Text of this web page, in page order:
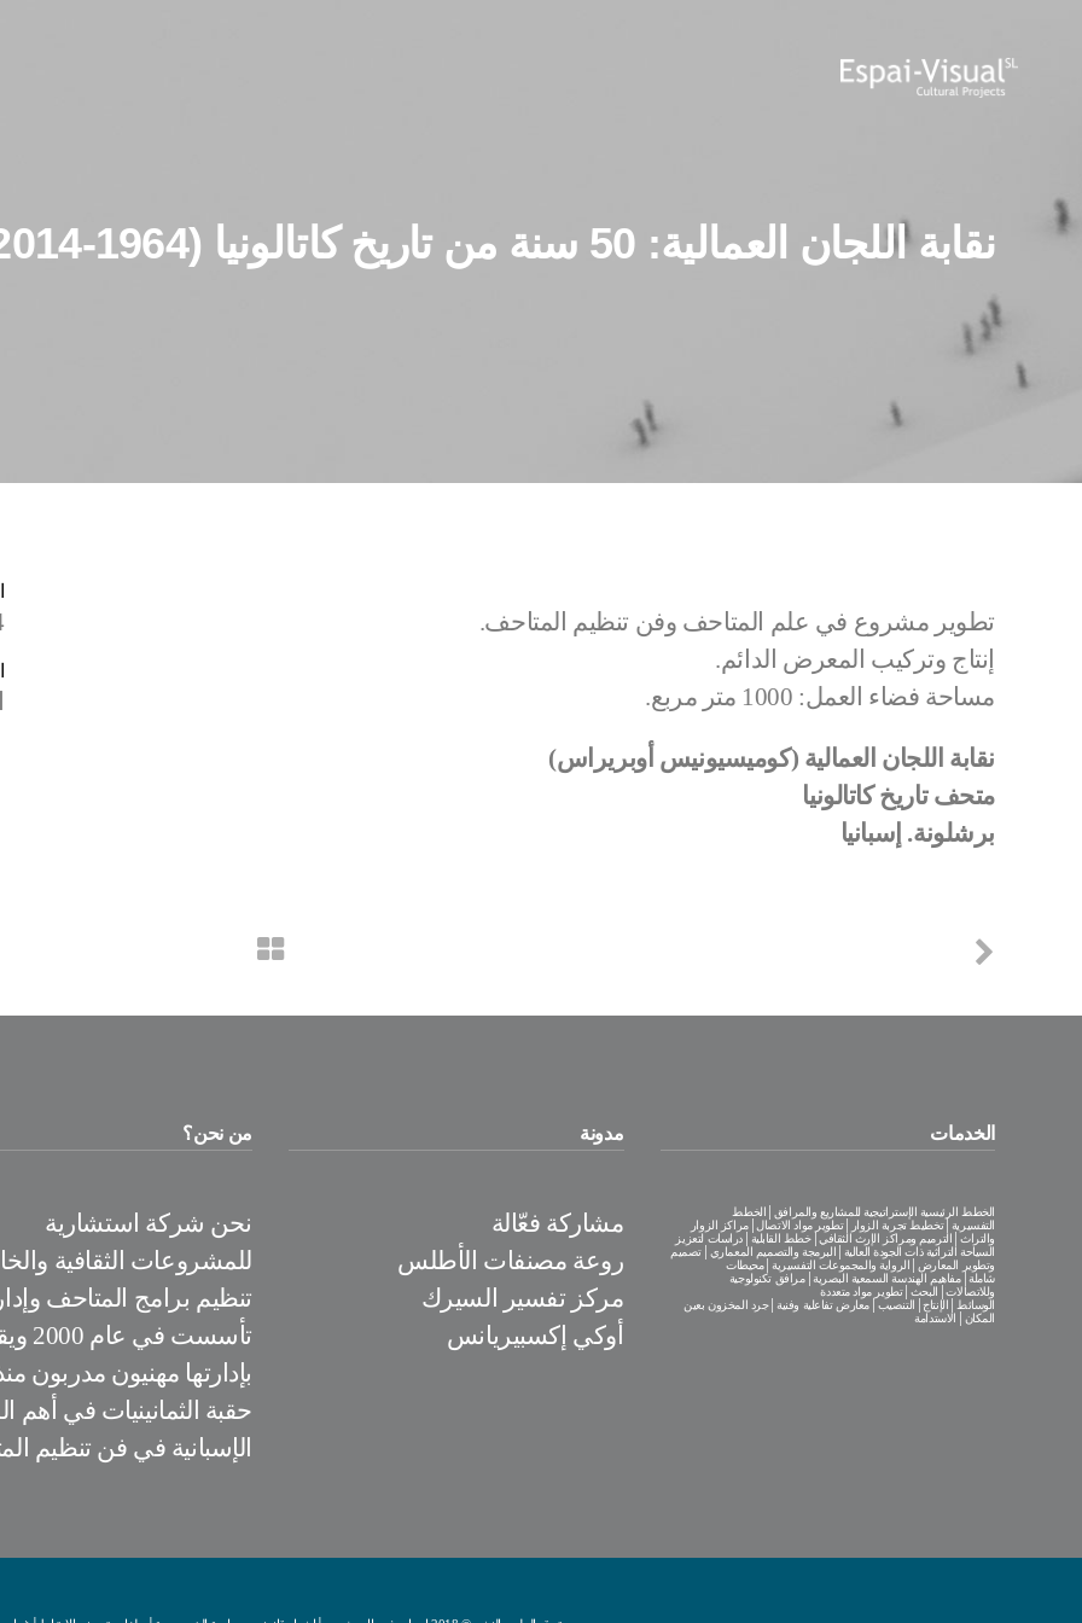
نقابة اللجان العمالية: 50 سنة من تاريخ كاتالونيا (1964-2014)
تطوير مشروع في علم المتاحف وفن تنظيم المتاحف.
إنتاج وتركيب المعرض الدائم.
مساحة فضاء العمل: 1000 متر مربع.
نقابة اللجان العمالية (كوميسيونيس أوبريراس)
متحف تاريخ كاتالونيا
برشلونة. إسبانيا
من نحن؟
نحن شركة استشارية
للمشروعات الثقافية
تنظيم برامج المتاحف
تأسست في
بإدارتها مهنيون مدربون
حقبة الثمانينيات في أهم
الإسبانية في فن تنظيم
مدونة
مشاركة فعّالة
روعة مصنفات الأطلس
مركز تفسير السيرك
أوكي إكسبيريانس
الخدمات
الخطط الرئيسية الإستراتيجية للمشاريع والمرافق│الخطط
التفسيرية│تخطيط تجربة الزوار│تطوير مواد الاتصال│مراكز الزوار
والتراث│الترميم ومراكز الإرث الثقافي│خطط القابلية│دراسات لتعزيز
السياحة التراثية ذات الجودة العالية│البرمجة والتصميم المعماري│تصميم
وتطوير المعارض│الرواية والمجموعات التفسيرية│محيطات
شاملة│مفاهيم الهندسة السمعية البصرية│مرافق تكنولوجية
وللاتصالات│البحث│تطوير مواد متعددة
الوسائط│الإنتاج│التنصيب│معارض تفاعلية وفنية│جرد المخزون بعين
المكان│الاستدامة